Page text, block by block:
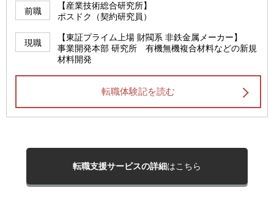
前職
【産業技術総合研究所】
ポスドク（契約研究員）
現職
【東証プライム上場 財閥系 非鉄金属メーカー】
事業開発本部 研究所 有機無機複合材料などの新規
材料開発
転職体験記を読む
転職支援サービスの詳細はこちら